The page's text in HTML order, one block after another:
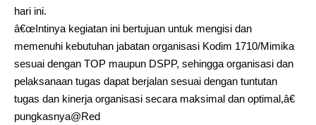
hari ini.
â€œIntinya kegiatan ini bertujuan untuk mengisi dan
memenuhi kebutuhan jabatan organisasi Kodim 1710/Mimika
sesuai dengan TOP maupun DSPP, sehingga organisasi dan
pelaksanaan tugas dapat berjalan sesuai dengan tuntutan
tugas dan kinerja organisasi secara maksimal dan optimal,â€
pungkasnya@Red